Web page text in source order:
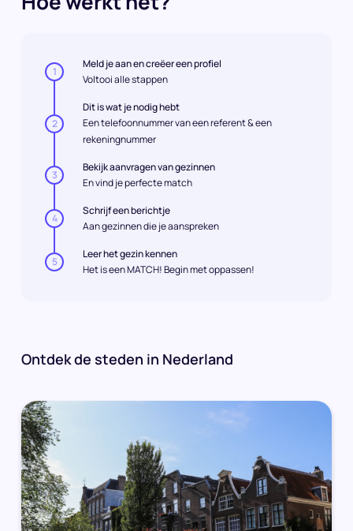
1
Meld je aan en creëer een profiel
Voltooi alle stappen
2
Dit is wat je nodig hebt
Een telefoonnummer van een referent & een
rekeningnummer
3
Bekijk aanvragen van gezinnen
En vind je perfecte match
4
Schrijf een berichtje
Aan gezinnen die je aanspreken
5
Leer het gezin kennen
Het is een MATCH! Begin met oppassen!
Ontdek de steden in Nederland